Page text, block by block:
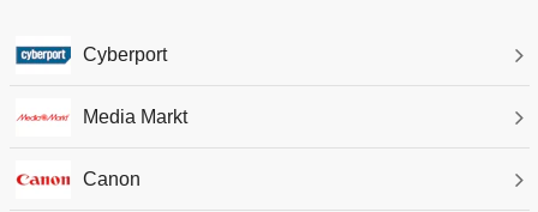
Cyberport
Media Markt
Canon